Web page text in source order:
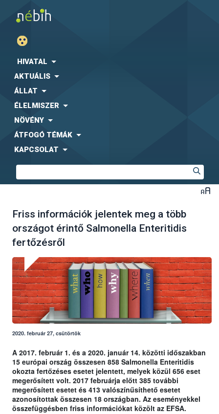
HIVATAL
AKTUÁLIS
ÁLLAT
ÉLELMISZER
NÖVÉNY
ÁTFOGÓ TÉMÁK
KAPCSOLAT
Friss információk jelentek meg a több
országot érintő Salmonella Enteritidis
fertőzésről
2020. február 27, csütörtök
A 2017. február 1. és a 2020. január 14. közötti időszakban
15 európai ország összesen 858 Salmonella Enteritidis
okozta fertőzéses esetet jelentett, melyek közül 656 eset
megerősített volt. 2017 februárja előtt 385 további
megerősített esetet és 413 valószínűsíthető esetet
azonosítottak összesen 18 országban. Az eseményekkel
összefüggésben friss információkat közölt az EFSA.